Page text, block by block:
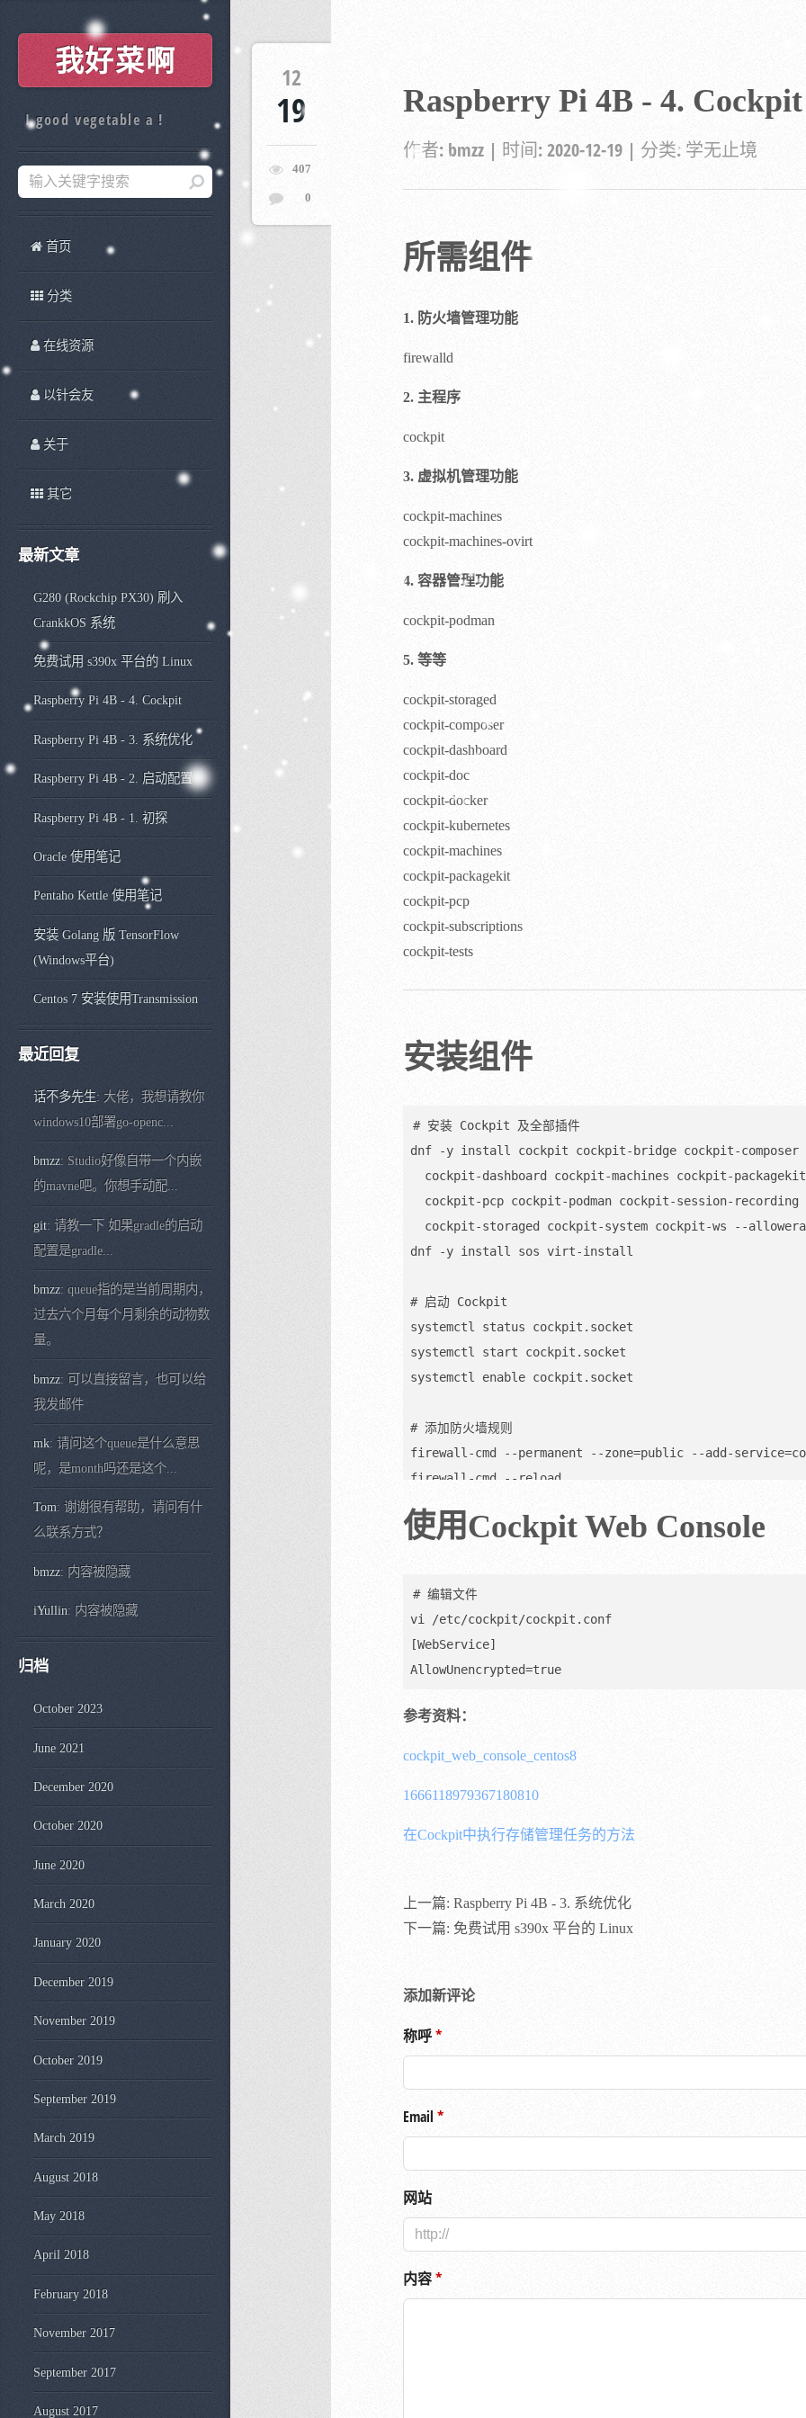
我好菜啊
I good vegetable a !
首页
分类
在线资源
以针会友
关于
其它
最新文章
G280 (Rockchip PX30) 刷入
CrankkOS 系统
免费试用 s390x 平台的 Linux
Raspberry Pi 4B - 4. Cockpit
Raspberry Pi 4B - 3. 系统优化
Raspberry Pi 4B - 2. 启动配置
Raspberry Pi 4B - 1. 初探
Oracle 使用笔记
Pentaho Kettle 使用笔记
安装 Golang 版 TensorFlow
(Windows平台)
Centos 7 安装使用Transmission
最近回复
话不多先生: 大佬，我想请教你
windows10部署go-openc...
bmzz: Studio好像自带一个内嵌
的mavne吧。你想手动配...
git: 请教一下 如果gradle的启动
配置是gradle...
bmzz: queue指的是当前周期内，
过去六个月每个月剩余的动物数
量。
bmzz: 可以直接留言，也可以给
我发邮件
mk: 请问这个queue是什么意思
呢，是month吗还是这个...
Tom: 谢谢很有帮助，请问有什
么联系方式？
bmzz: 内容被隐藏
iYullin: 内容被隐藏
归档
October 2023
June 2021
December 2020
October 2020
June 2020
March 2020
January 2020
December 2019
November 2019
October 2019
September 2019
March 2019
August 2018
May 2018
April 2018
February 2018
November 2017
September 2017
August 2017
Raspberry Pi 4B - 4. Cockpit
作者: bmzz | 时间:2020-12-19 | 分类: 学无止境
12
19
407
0
所需组件
1. 防火墙管理功能
firewalld
2. 主程序
cockpit
3. 虚拟机管理功能
cockpit-machines
cockpit-machines-ovirt
4. 容器管理功能
cockpit-podman
5. 等等
cockpit-storaged
cockpit-composer
cockpit-dashboard
cockpit-doc
cockpit-docker
cockpit-kubernetes
cockpit-machines
cockpit-packagekit
cockpit-pcp
cockpit-subscriptions
cockpit-tests
安装组件
# 安装 Cockpit 及全部插件
dnf -y install cockpit cockpit-bridge cockpit-
dnf -y install sos virt-install
# 启动 Cockpit
systemctl status cockpit.socket
systemctl start cockpit.socket
systemctl enable cockpit.socket
# 添加防火墙规则
firewall-cmd --permanent --zone=public --add-
firewall-cmd --reload
使用Cockpit Web Console
# 编辑文件
vi /etc/cockpit/cockpit.conf
[WebService]
AllowUnencrypted=true
参考资料：
cockpit_web_console_centos8
1666118979367180810
在Cockpit中执行存储管理任务的方法
上一篇: Raspberry Pi 4B - 3. 系统优化
下一篇: 免费试用 s390x 平台的 Linux
添加新评论
称呼
Email
网站
内容